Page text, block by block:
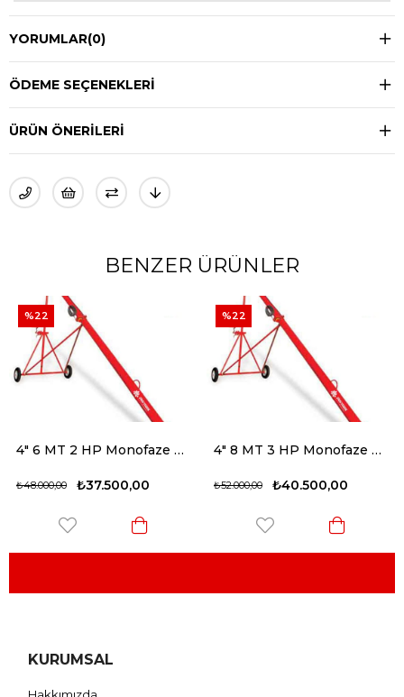
YORUMLAR(0)
ÖDEME SEÇENEKLERI
ÜRÜN ÖNERILERI
BENZER ÜRÜNLER
4" 6 MT 2 HP Monofaze Motorlu Helezon
₺37.500,00
₺48.000,00
%22
4" 8 MT 3 HP Monofaze Motorlu Helezon
₺40.500,00
₺52.000,00
%22
KURUMSAL